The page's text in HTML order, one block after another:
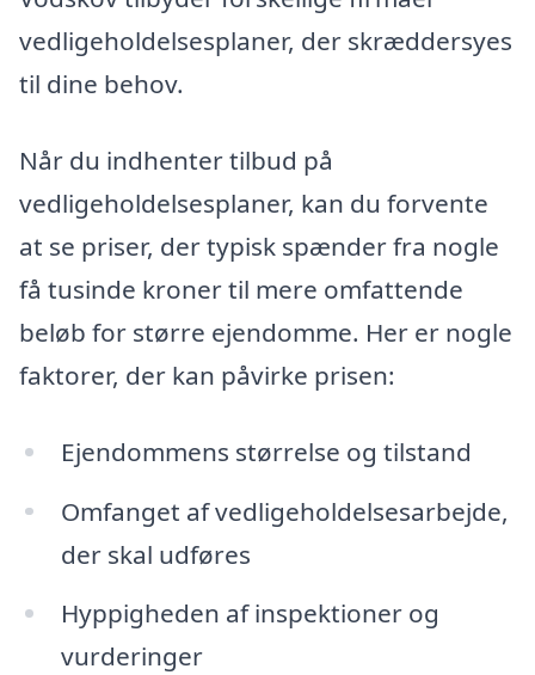
vedligeholdelsesplaner, der skræddersyes
til dine behov.
Når du indhenter tilbud på
vedligeholdelsesplaner, kan du forvente
at se priser, der typisk spænder fra nogle
få tusinde kroner til mere omfattende
beløb for større ejendomme. Her er nogle
faktorer, der kan påvirke prisen:
Ejendommens størrelse og tilstand
Omfanget af vedligeholdelsesarbejde,
der skal udføres
Hyppigheden af inspektioner og
vurderinger